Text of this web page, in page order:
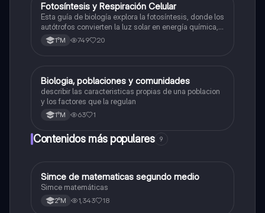
Biología
Fotosíntesis y Respiración Celular
Esta guía de biología explora la fotosíntesis, donde los
autótrofos convierten la luz solar en energía química, y
la respiración celular, un proceso vital para el flujo de
energía en los ecosistemas.
1°M 749 20
Biología
Biologia, poblaciones y comunidades
describir las caracteristicas propias de una poblacion
y los factores que la regulan
1°M 63 1
Contenidos más populares 9
Matemáticas
Simce de matematicas segundo medio
Simce matemáticas
2°M 1,343 18